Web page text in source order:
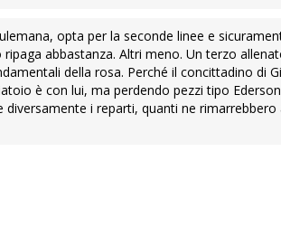
opta per la seconde linee e
abbastanza. Altri meno. Un terzo
della rosa. Perché il concittadino di
è con lui, ma perdendo pezzi tipo
i reparti, quanti ne